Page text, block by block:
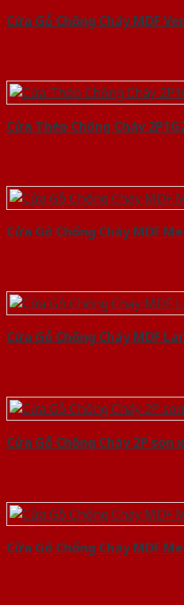
Cửa Gỗ Chống Cháy MDF
Cửa Thép Chống Cháy
Cửa Gỗ Chống Cháy MDF
Cửa Gỗ Chống Cháy MDF
Cửa Gỗ Chống Cháy 2P son
Cửa Gỗ Chống Cháy MDF